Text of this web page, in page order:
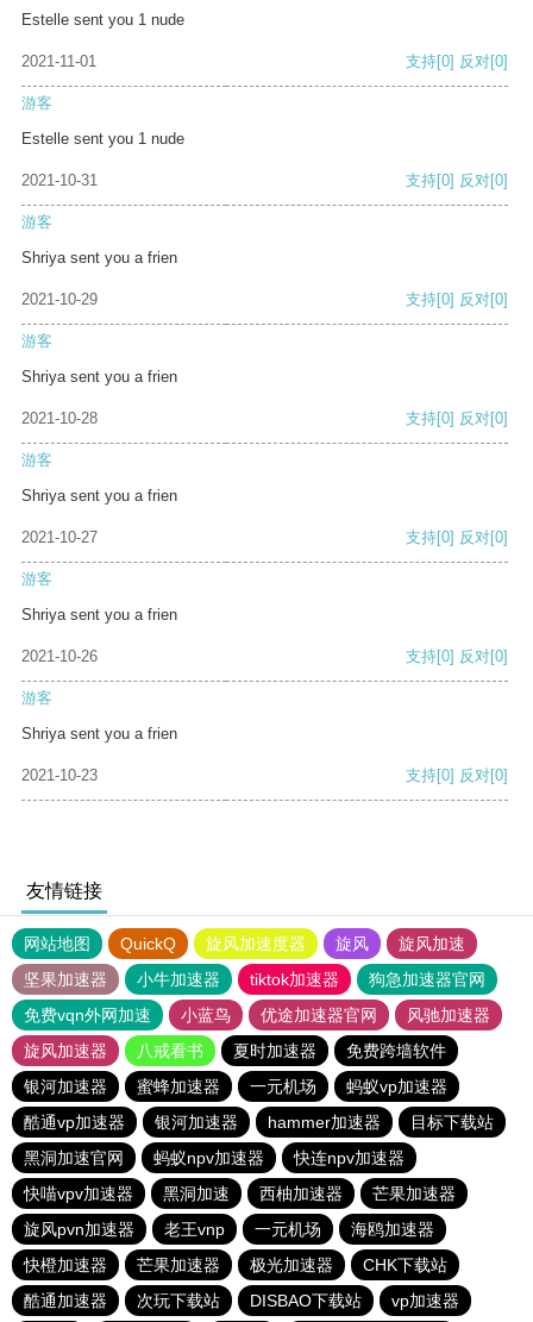
Estelle sent you 1 nude
2021-11-01 支持[0] 反对[0]
游客
Estelle sent you 1 nude
2021-10-31 支持[0] 反对[0]
游客
Shriya sent you a frien
2021-10-29 支持[0] 反对[0]
游客
Shriya sent you a frien
2021-10-28 支持[0] 反对[0]
游客
Shriya sent you a frien
2021-10-27 支持[0] 反对[0]
游客
Shriya sent you a frien
2021-10-26 支持[0] 反对[0]
游客
Shriya sent you a frien
2021-10-23 支持[0] 反对[0]
友情链接
网站地图 QuickQ 旋风加速度器 旋风
旋风加速
坚果加速器
小牛加速器 tiktok加速器
狗急加速器官网
免费vqn外网加速
小蓝鸟 优途加速器官网
风驰加速器
旋风加速器
八戒看书 夏时加速器
免费跨墙软件
银河加速器
蜜蜂加速器 一元机场
蚂蚁vp加速器
酷通vp加速器
银河加速器 hammer加速器
目标下载站
黑洞加速官网
蚂蚁npv加速器
快连npv加速器
快喵vpv加速器
黑洞加速 西柚加速器
芒果加速器
旋风pvn加速器
老王vnp 一元机场
海鸥加速器
快橙加速器
芒果加速器 极光加速器
CHK下载站
酷通加速器
次玩下载站 DISBAO下载站 vp加速器